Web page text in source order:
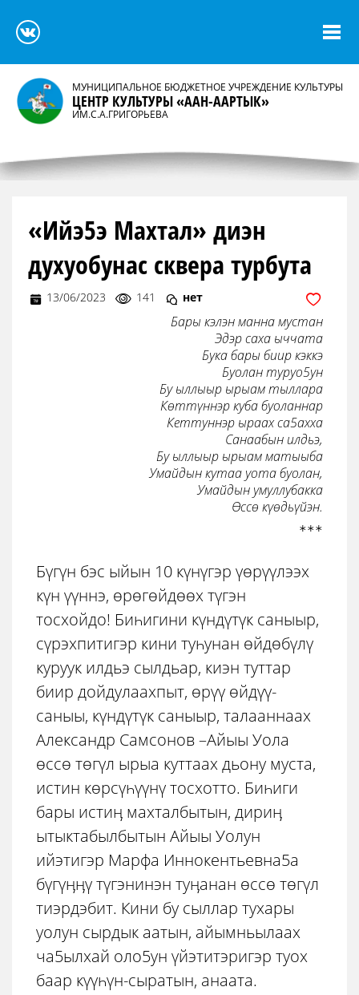
МУНИЦИПАЛЬНОЕ БЮДЖЕТНОЕ УЧРЕЖДЕНИЕ КУЛЬТУРЫ
ЦЕНТР КУЛЬТУРЫ «ААН-ААРТЫК»
ИМ.С.А.ГРИГОРЬЕВА
«Ийэ5э Махтал» диэн
духуобунас сквера турбута
13/06/2023 141 нет
Бары кэлэн манна мустан
Эдэр саха ыччата
Бука бары биир кэккэ
Буолан туруо5ун
Бу ыллыыр ырыам тыллара
Кѳттүннэр куба буоланнар
Кеттуннэр ыраах са5ахха
Санаабын илдьэ,
Бу ыллыыр ырыам матыыба
Умайдын кутаа уота буолан,
Умайдын умуллубакка
Өссѳ күѳдьүйэн.
Бүгүн бэс ыйын 10 күнүгэр үѳрүүлээх
күн үүннэ, ѳрѳгѳйдѳѳх түгэн
тосхойдо! Биһигини күндүтүк саныыр,
сүрэхпитигэр кини туһунан ѳйдѳбүлү
куруук илдьэ сылдьар, киэн туттар
биир дойдулаахпыт, ѳрүү ѳйдүү-
саныы, күндүтүк саныыр, талааннаах
Александр Самсонов –Айыы Уола
ѳссѳ тѳгүл ырыа куттаах дьону муста,
истин кѳрсүһүүнү тосхотто. Биһиги
бары истиӊ махталбытын, дириӊ
ытыктабылбытын Айыы Уолун
ийэтигэр Марфа Иннокентьевна5а
бүгүӊӊү түгэнинэн туӊанан ѳссѳ тѳгүл
тиэрдэбит. Кини бу сыллар тухары
уолун сырдык аатын, айымньылаах
ча5ылхай оло5ун үйэтитэригэр туох
баар күүһүн-сыратын, анаата.